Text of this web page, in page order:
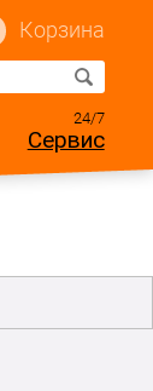
Корзина
24/7
Сервис